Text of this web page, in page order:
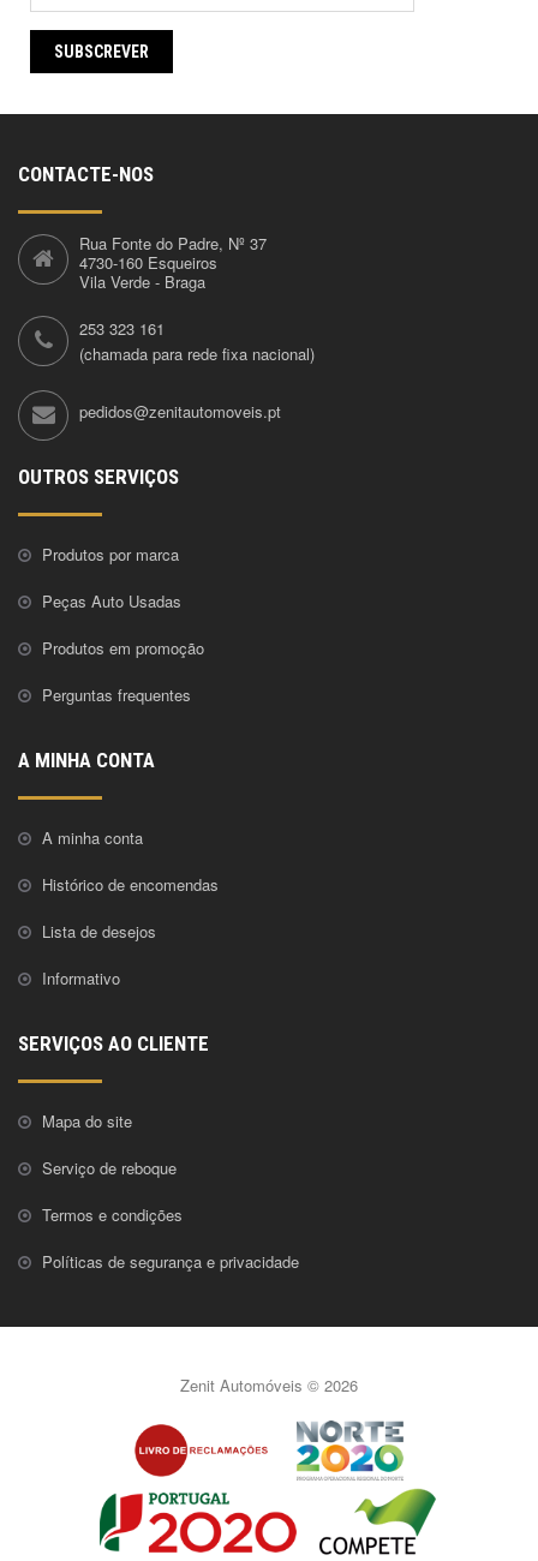
SUBSCREVER
CONTACTE-NOS
Rua Fonte do Padre, Nº 37
4730-160 Esqueiros
Vila Verde - Braga
253 323 161
(chamada para rede fixa nacional)
pedidos@zenitautomoveis.pt
OUTROS SERVIÇOS
Produtos por marca
Peças Auto Usadas
Produtos em promoção
Perguntas frequentes
A MINHA CONTA
A minha conta
Histórico de encomendas
Lista de desejos
Informativo
SERVIÇOS AO CLIENTE
Mapa do site
Serviço de reboque
Termos e condições
Políticas de segurança e privacidade
Zenit Automóveis © 2026